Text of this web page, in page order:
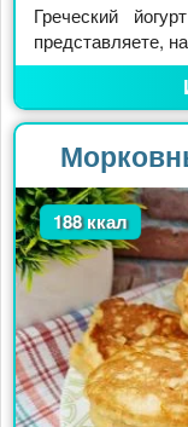
Греческий
представляете,
188 ккал